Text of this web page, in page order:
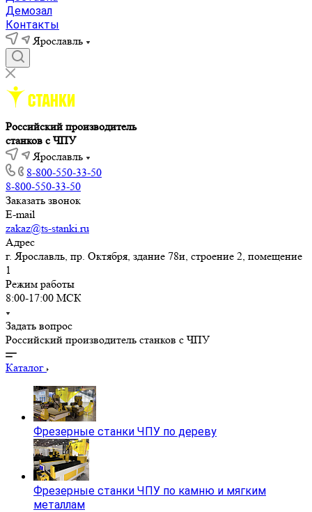
Демозал
Контакты
Ярославль
Российский производитель
станков с ЧПУ
Ярославль
8-800-550-33-50
8-800-550-33-50
Заказать звонок
E-mail
zakaz@ts-stanki.ru
Адрес
г. Ярославль, пр. Октября, здание 78и, строение 2, помещение
1
Режим работы
8:00-17:00 МСК
Задать вопрос
Российский производитель станков с ЧПУ
Каталог
Фрезерные станки ЧПУ по дереву
Фрезерные станки ЧПУ по камню и мягким
металлам